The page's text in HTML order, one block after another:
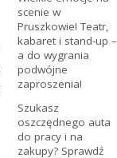
scenie w
Pruszkowie! Teatr,
kabaret i stand-up –
a do wygrania
podwójne
zaproszenia!
Szukasz
oszczędnego auta
do pracy i na
zakupy? Sprawdź